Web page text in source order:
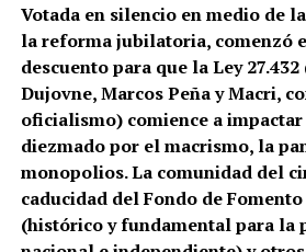
Votada en silencio en medio de
la reforma jubilatoria, comenzó
descuento para que la Ley
Dujovne, Marcos Peña y Macri,
oficialismo) comience a
diezmado por el macrismo, la
monopolios. La comunidad del
caducidad del Fondo de
(histórico y fundamental para la